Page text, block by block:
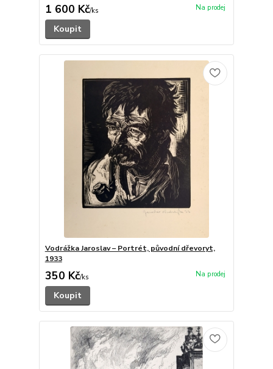
1 600 Kč/ks
Koupit
Vodrážka Jaroslav – Portrét, původní dřevoryt,
1933
350 Kč/ks
Koupit